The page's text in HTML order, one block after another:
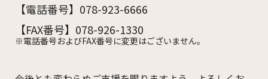
【電話番号】078-923-6666
【FAX番号】078-926-1330
※電話番号およびFAX番号に変更はございません。